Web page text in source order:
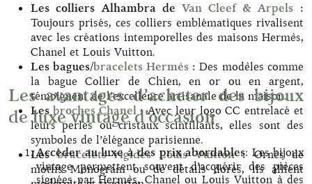
Les colliers Alhambra de Van Cleef & Arpels :
Toujours prisés, ces colliers emblématiques rivalisent
avec les créations intemporelles des maisons Hermès,
Chanel et Louis Vuitton.
Les bagues/bracelets Hermès : Des modèles comme
la bague Collier de Chien, en or ou en argent,
témoignent de l’excellence artisanale de la maison.
Les broches Chanel :Avec leur logo CC entrelacé et
leurs perles ou cristaux scintillants, elles sont des
symboles de l’élégance parisienne.
Lesbracelets rigides Louis Vuitton:Ornés de
motifs Monogram ou de détails dorés, ils allient
Les avantages d’acheter des bijoux
de luxe vintage d'occasion
Accéder au luxe à des prix abordables: Les bijoux
vintage permettent souvent d’acquérir des pièces
signées par Hermès, Chanel ou Louis Vuitton à des